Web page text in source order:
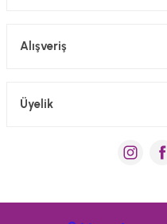
Alışveriş
Üyelik